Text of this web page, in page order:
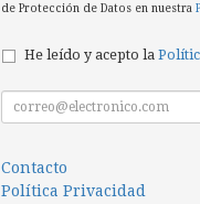
de Protección de Datos en nuestra
He leído y acepto la
Contacto
Política Privacidad